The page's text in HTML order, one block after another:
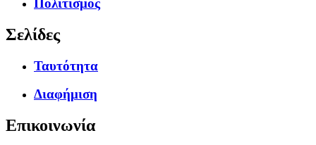
Πολιτισμός
Σελίδες
Ταυτότητα
Διαφήμιση
Επικοινωνία